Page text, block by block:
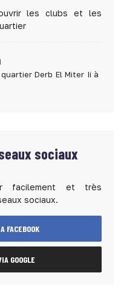
les clubs et les
Derb El Miter Ii à
sociaux
facilement et très
sociaux.
FACEBOOK
GOOGLE